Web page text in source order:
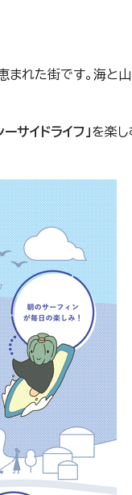
まれた街です。海と
サイドライフ」を楽し